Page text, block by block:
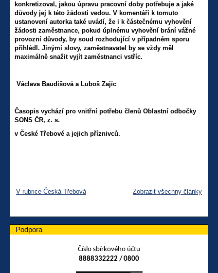
konkretizoval, jakou úpravu pracovní doby potřebuje a jaké
důvody jej k této žádosti vedou. V komentáři k tomuto
ustanovení autorka také uvádí, že i k částečnému vyhovění
žádosti zaměstnance, pokud úplnému vyhovění brání vážné
provozní důvody, by soud rozhodující v případném sporu
přihlédl. Jinými slovy, zaměstnavatel by se vždy měl
maximálně snažit vyjít zaměstnanci vstříc.
Václava Baudišová a Luboš Zajíc
Časopis vychází pro vnitřní potřebu členů Oblastní odbočky
SONS ČR, z. s.
v České Třebové a jejich příznivců.
V rubrice Česká Třebová Zobrazit všechny články
Podpora
Číslo sbírkového účtu
8888332222 / 0800